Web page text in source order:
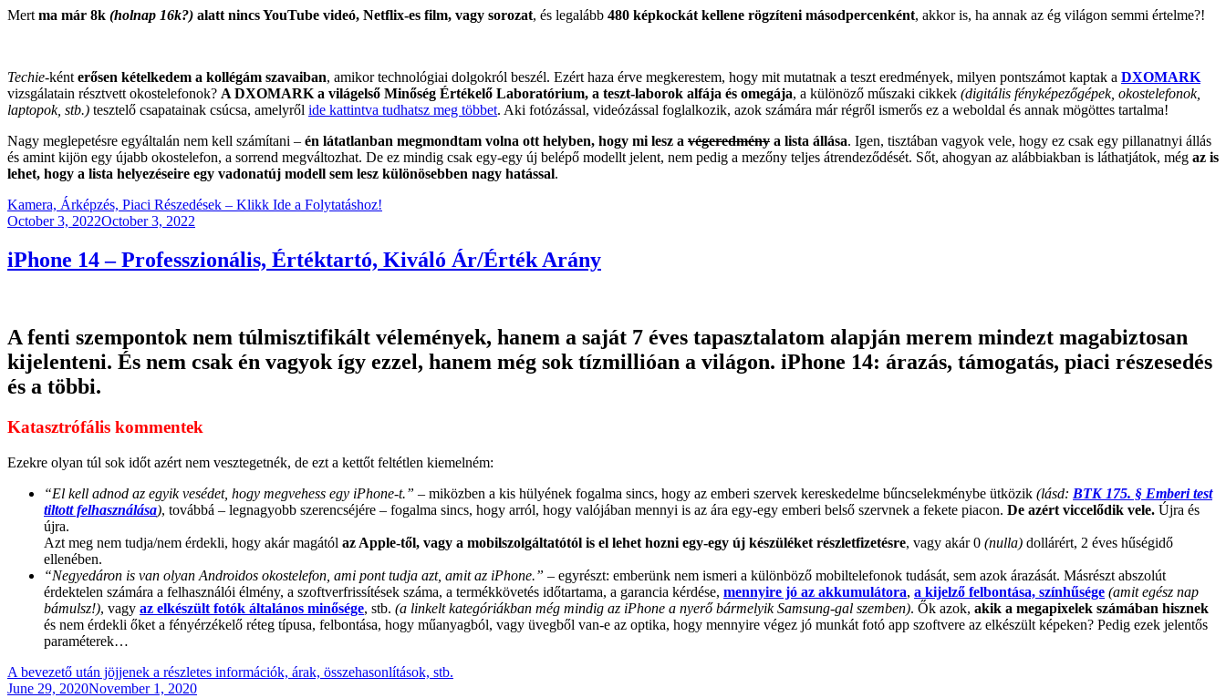
Mertma már 8k (holnap 16k?) alatt nincs YouTube videó, Netflix-es film, vagy sorozat, és legalább 480 képkockát kellene rögzíteni másodpercenként, akkor is, ha annak az ég világon semmi értelme?!
Techie-kénterősen kételkedem a kollégám szavaiban, amikor technológiai dolgokról beszél. Ezért haza érve megkerestem, hogy mit mutatnak a teszt eredmények, milyen pontszámot kaptak a DXOMARK
vizsgálatain résztvett okostelefonok? A DXOMARK a világelső Minőség Értékelő Laboratórium, a teszt-laborok alfája és omegája, a különöző műszaki cikkek (digitális fényképezőgépek, okostelefonok,
laptopok, stb.) tesztelő csapatainak csúcsa, amelyről ide kattintva tudhatsz meg többet. Aki fotózással, videózással foglalkozik, azok számára már régről ismerős ez a weboldal és annak mögöttes tartalma!
Nagy meglepetésre egyáltalán nem kell számítani – én látatlanban megmondtam volna ott helyben, hogy mi lesz a végeredmény a lista állása. Igen, tisztában vagyok vele, hogy ez csak egy pillanatnyi állás
és amint kijön egy újabb okostelefon, a sorrend megváltozhat. De ez mindig csak egy-egy új belépő modellt jelent, nem pedig a mezőny teljes átrendeződését. Sőt, ahogyan az alábbiakban is láthatjátok, még az is
lehet, hogy a lista helyezéseire egy vadonatúj modell sem lesz különösebben nagy hatással.
Kamera, Árképzés, Piaci Részedések – Klikk Ide a Folytatáshoz!
Posted
October 3, 2022October 3, 2022
iPhone 14 – Professzionális, Értéktartó, Kiváló Ár/Érték Arány
A fenti szempontok nem túlmisztifikált vélemények, hanem a saját 7 éves tapasztalatom alapján merem mindezt magabiztosan
kijelenteni. És nem csak én vagyok így ezzel, hanem még sok tízmillióan a világon. iPhone 14: árazás, támogatás, piaci részesedés
és a többi.
Katasztrófális kommentek
Ezekre olyan túl sok időt azért nem vesztegetnék, de ezt a kettőt feltétlen kiemelném:
“El kell adnod az egyik vesédet, hogy megvehess egy iPhone-t.” – miközben a kis hülyének fogalma sincs, hogy az emberi szervek kereskedelme bűncselekménybe ütközik (lásd: BTK 175. § Emberi test
tiltott felhasználása), továbbá – legnagyobb szerencséjére – fogalma sincs, hogy arról, hogy valójában mennyi is az ára egy-egy emberi belső szervnek a fekete piacon. De azért viccelődik vele. Újra és
újra.
Azt meg nem tudja/nem érdekli, hogy akár magától az Apple-től, vagy a mobilszolgáltatótól is el lehet hozni egy-egy új készüléket részletfizetésre, vagy akár 0 (nulla) dollárért, 2 éves hűségidő
ellenében.
“Negyedáron is van olyan Androidos okostelefon, ami pont tudja azt, amit az iPhone.” – egyrészt: emberünk nem ismeri a különböző mobiltelefonok tudását, sem azok árazását. Másrészt abszolút
érdektelen számára a felhasználói élmény, a szoftverfrissítések száma, a termékkövetés időtartama, a garancia kérdése, mennyire jó az akkumulátora, a kijelző felbontása, színhűsége (amit egész nap
bámulsz!), vagy az elkészült fotók általános minősége, stb. (a linkelt kategóriákban még mindig az iPhone a nyerő bármelyik Samsung-gal szemben). Ők azok, akik a megapixelek számában hisznek
és nem érdekli őket a fényérzékelő réteg típusa, felbontása, hogy műanyagból, vagy üvegből van-e az optika, hogy mennyire végez jó munkát fotó app szoftvere az elkészült képeken? Pedig ezek jelentős
paraméterek…
A bevezető után jöjjenek a részletes információk, árak, összehasonlítások, stb.
Posted
June 29, 2020November 1, 2020